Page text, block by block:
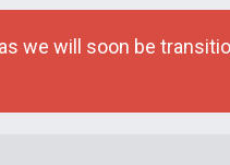
we will soon be